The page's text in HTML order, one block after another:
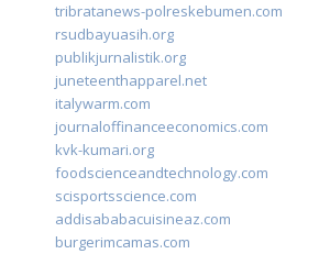
tribratanews-polreskebumen.com
rsudbayuasih.org
publikjurnalistik.org
juneteenthapparel.net
italywarm.com
journaloffinanceeconomics.com
kvk-kumari.org
foodscienceandtechnology.com
scisportsscience.com
addisababacuisineaz.com
burgerimcamas.com